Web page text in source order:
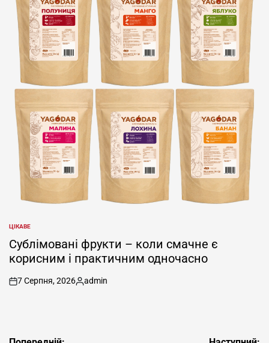
ОПУБЛІКУВАТИ
У
ЦІКАВЕ
Сублімовані фрукти – коли смачне є
корисним і практичним одночасно
on
7 Серпня, 2026
Опубліковано
admin